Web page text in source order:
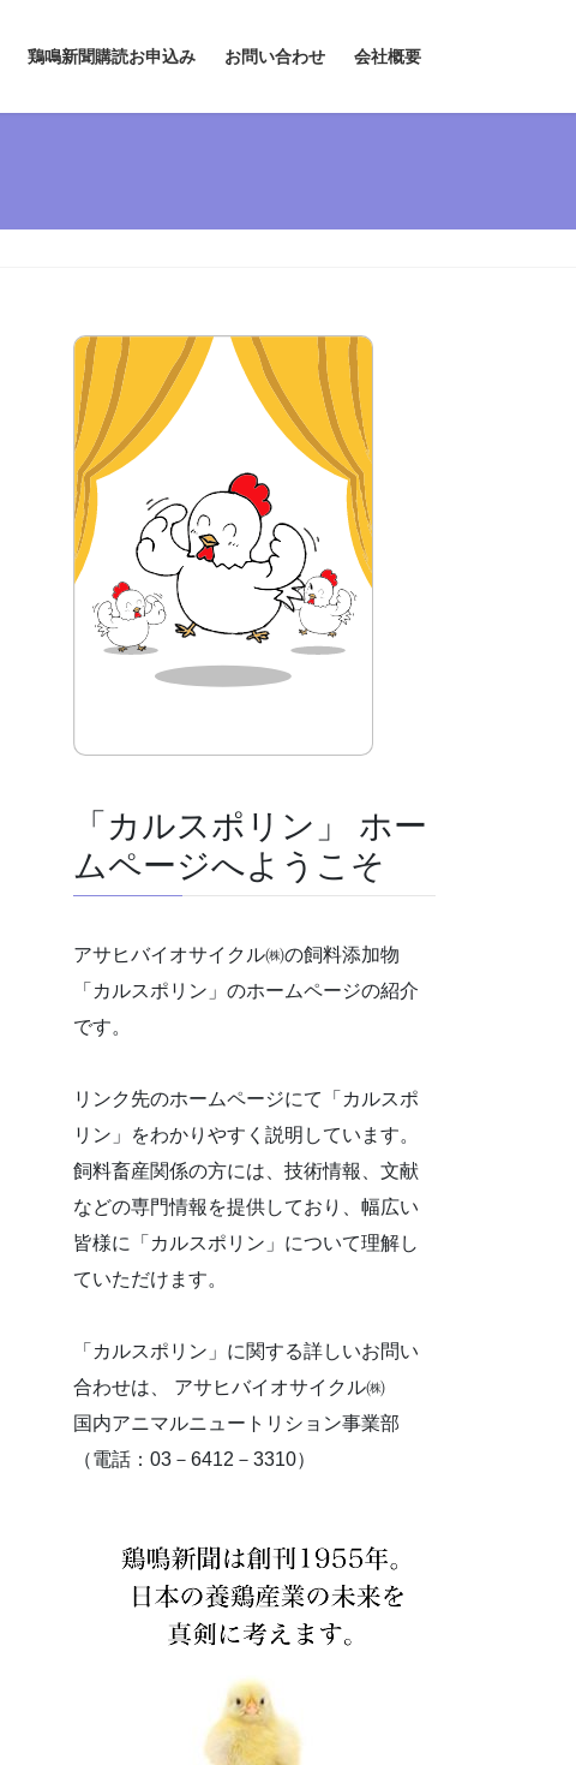
鶏鳴新聞購読お申込み お問い合わせ 会社概要
「カルスポリン」 ホー
ムページへようこそ
アサヒバイオサイクル㈱の飼料添加物
「カルスポリン」のホームページの紹介
です。
リンク先のホームページにて「カルスポ
リン」をわかりやすく説明しています。
飼料畜産関係の方には、技術情報、文献
などの専門情報を提供しており、幅広い
皆様に「カルスポリン」について理解し
ていただけます。
「カルスポリン」に関する詳しいお問い
合わせは、 アサヒバイオサイクル㈱
国内アニマルニュートリション事業部
（電話：03－6412－3310）